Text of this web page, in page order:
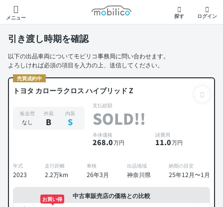
メニュー
モビリコ
探す ログイン
引き渡し時期を確認
以下の出品車両についてモビリコ事務局に問い合わせます。
よろしければ必須の項目を入力の上、送信してください。
売買成約中
トヨタ カローラクロス ハイブリッド Z
板金歴
なし
外装
B
内装
S
支払総額
SOLD!!
本体価格
268.0万円
諸費用
11.0万円
年式
2023
走行距離
2.2万km
車検
26年3月
出品地域
神奈川県
納期の目安
25年12月〜1月
中古車販売店の価格との比較
お買い得